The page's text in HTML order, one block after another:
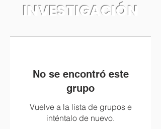
INVESTIGACIÓN
No se encontró este
grupo
Vuelve a la lista de grupos e
inténtalo de nuevo.